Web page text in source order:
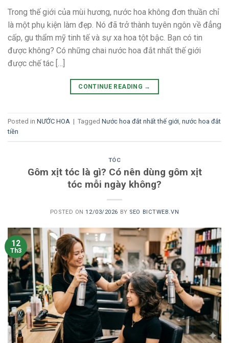
Trong thế giới của mùi hương, nước hoa không đơn thuần chỉ
là một phụ kiện làm đẹp. Nó đã trở thành tuyên ngôn về đẳng
cấp, gu thẩm mỹ tinh tế và sự xa hoa tột bậc. Bạn có tin
được không? Có những chai nước hoa đắt nhất thế giới
được chế tác […]
CONTINUE READING →
Posted in NƯỚC HOA | Tagged Nước hoa đắt nhất thế giới, nước hoa đắt
tiền
TÓC
Gôm xịt tóc là gì? Có nên dùng gôm xịt
tóc mỗi ngày không?
POSTED ON12/03/2026 BY SEO BICTWEB.VN
12
Th3